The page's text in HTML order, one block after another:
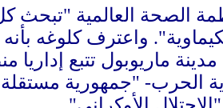
الصحة العالمية "تبحث
واعترف كلوغه
ماريوبول تتبع
الحرب- "جمهورية